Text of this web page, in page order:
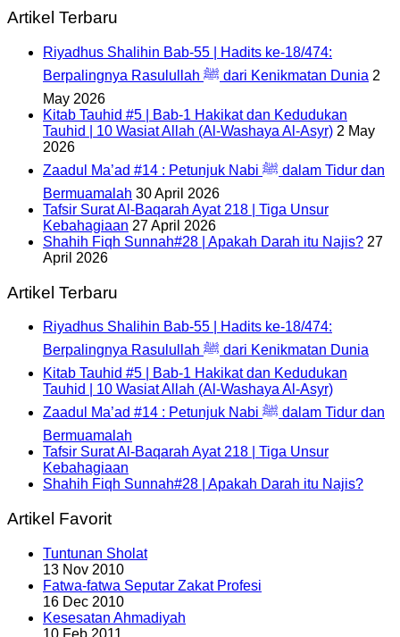
Artikel Terbaru
Riyadhus Shalihin Bab-55 | Hadits ke-18/474:
Berpalingnya Rasulullah ﷺ dari Kenikmatan Dunia 2
May 2026
Kitab Tauhid #5 | Bab-1 Hakikat dan Kedudukan
Tauhid | 10 Wasiat Allah (Al-Washaya Al-Asyr) 2 May
2026
Zaadul Ma’ad #14 : Petunjuk Nabi ﷺ dalam Tidur dan
Bermuamalah 30 April 2026
Tafsir Surat Al-Baqarah Ayat 218 | Tiga Unsur
Kebahagiaan 27 April 2026
Shahih Fiqh Sunnah#28 | Apakah Darah itu Najis? 27
April 2026
Artikel Terbaru
Riyadhus Shalihin Bab-55 | Hadits ke-18/474:
Berpalingnya Rasulullah ﷺ dari Kenikmatan Dunia
Kitab Tauhid #5 | Bab-1 Hakikat dan Kedudukan
Tauhid | 10 Wasiat Allah (Al-Washaya Al-Asyr)
Zaadul Ma’ad #14 : Petunjuk Nabi ﷺ dalam Tidur dan
Bermuamalah
Tafsir Surat Al-Baqarah Ayat 218 | Tiga Unsur
Kebahagiaan
Shahih Fiqh Sunnah#28 | Apakah Darah itu Najis?
Artikel Favorit
Tuntunan Sholat
13 Nov 2010
Fatwa-fatwa Seputar Zakat Profesi
16 Dec 2010
Kesesatan Ahmadiyah
10 Feb 2011